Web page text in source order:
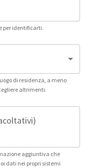
per identificarti.
di residenza, a meno
altrimenti.
aggiuntiva che
dati nei propri sistemi